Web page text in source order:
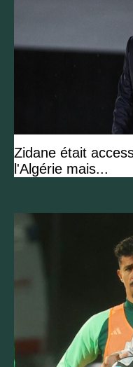
Zidane était
l'Algérie mais...